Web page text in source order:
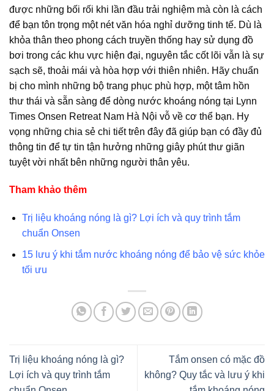
được những bối rối khi lần đầu trải nghiệm mà còn là cách
để bạn tôn trọng một nét văn hóa nghỉ dưỡng tinh tế. Dù là
khỏa thân theo phong cách truyền thống hay sử dụng đồ
bơi trong các khu vực hiện đại, nguyên tắc cốt lõi vẫn là sự
sạch sẽ, thoải mái và hòa hợp với thiên nhiên. Hãy chuẩn
bị cho mình những bộ trang phục phù hợp, một tâm hồn
thư thái và sẵn sàng để dòng nước khoáng nóng tại Lynn
Times Onsen Retreat Nam Hà Nội vỗ về cơ thể bạn. Hy
vọng những chia sẻ chi tiết trên đây đã giúp bạn có đầy đủ
thông tin để tự tin tận hưởng những giây phút thư giãn
tuyệt vời nhất bên những người thân yêu.
Tham khảo thêm
Trị liệu khoáng nóng là gì? Lợi ích và quy trình tắm
chuẩn Onsen
15 lưu ý khi tắm nước khoáng nóng để bảo vệ sức khỏe
tối ưu
Trị liệu khoáng nóng là gì?
Lợi ích và quy trình tắm
Tắm onsen có mặc đồ
không? Quy tắc và lưu ý khi